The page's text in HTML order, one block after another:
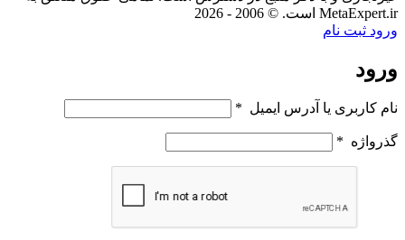
MetaExpert.ir است. © 2006 - 2026
ورود ثبت نام
ورود
نام کاربری یا آدرس ایمیل *
گذرواژه *